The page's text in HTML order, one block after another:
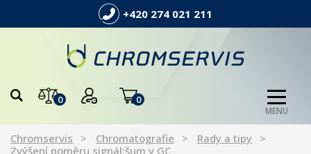
+420 274 021 211
0 0
MENU
Chromservis Chromatografie
Rady a tipy
Zvýšení poměru signál:šum v GC